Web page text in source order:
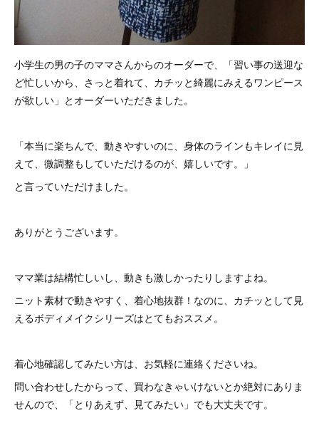
小学生の男の子のママさんからのオーダーで、「習い事の送迎な
ど忙しいから、さっと着れて、カチッと綺麗にみえるワンピース
が欲しい」とオーダーいただきました。
「本当に楽ちんで、動きやすいのに、身体のラインもキレイに見
えて、微調整もしていただけるのが、嬉しいです。」
と言っていただけました。
ありがとうございます。
ママ業は結構忙しいし、動きも激しかったりしますよね。
ニット素材で動きやすく、着心地抜群！なのに、カチッとして見
えるボディメイクシリーズはとてもおススメ。
着心地確認してみたい方は、お気軽に連絡くださいね。
問い合わせしたからって、買わなきゃいけないとか絶対にありま
せんので、「とりあえず、見てみたい」でも大丈夫です。